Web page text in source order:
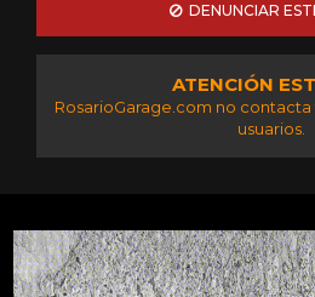
DENUNCIAR
ATENCIÓN
RosarioGarage.com no
usuarios.